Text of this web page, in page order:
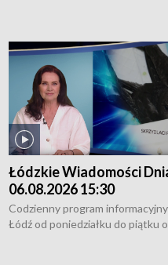
Łódzkie Wiadomości
06.08.2026 15:30
Codzienny program
Łódź od poniedziałku do piątku